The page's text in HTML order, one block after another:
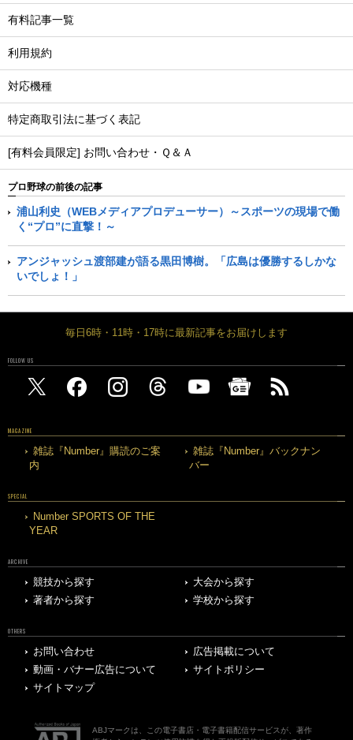
有料記事一覧
利用規約
対応機種
特定商取引法に基づく表記
[有料会員限定] お問い合わせ・Ｑ＆Ａ
プロ野球の前後の記事
浦山利史（WEBメディアプロデューサー）～スポーツの現場で働
く“プロ”に直撃！～
アンジャッシュ渡部建が語る黒田博樹。「広島は優勝するしかな
いでしょ！」
毎日6時・11時・17時に最新記事をお届けします
FOLLOW US
MAGAZINE
雑誌『Number』購読のご案
内
雑誌『Number』バックナン
バー
SPECIAL
Number SPORTS OF THE
YEAR
ARCHIVE
競技から探す
大会から探す
著者から探す
学校から探す
OTHERS
お問い合わせ
広告掲載について
動画・バナー広告について
サイトポリシー
サイトマップ
ABJマークは、この電子書店・電子書籍配信サービスが、著作